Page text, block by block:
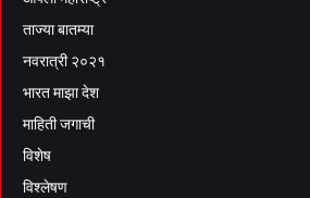
ताज्या बातम्या
नवरात्री २०२१
भारत माझा देश
माहिती जगाची
विशेष
विश्लेषण